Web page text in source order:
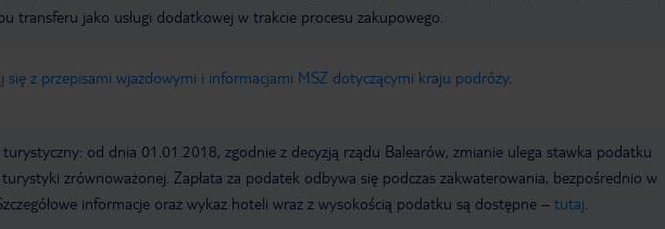
transferu jako usługi dodatkowej w trakcie procesu zakupowego.
się z przepisami wjazdowymi i informacjami MSZ dotyczącymi kraju podróży.
od dnia 01.01.2018, zgodnie z decyzją rządu Balearów, zmianie ulega stawka podatku
turystyki zrównoważonej. Zapłata za podatek odbywa się podczas zakwaterowania, bezpośrednio w
informacje oraz wykaz hoteli wraz z wysokością podatku są dostępne – tutaj